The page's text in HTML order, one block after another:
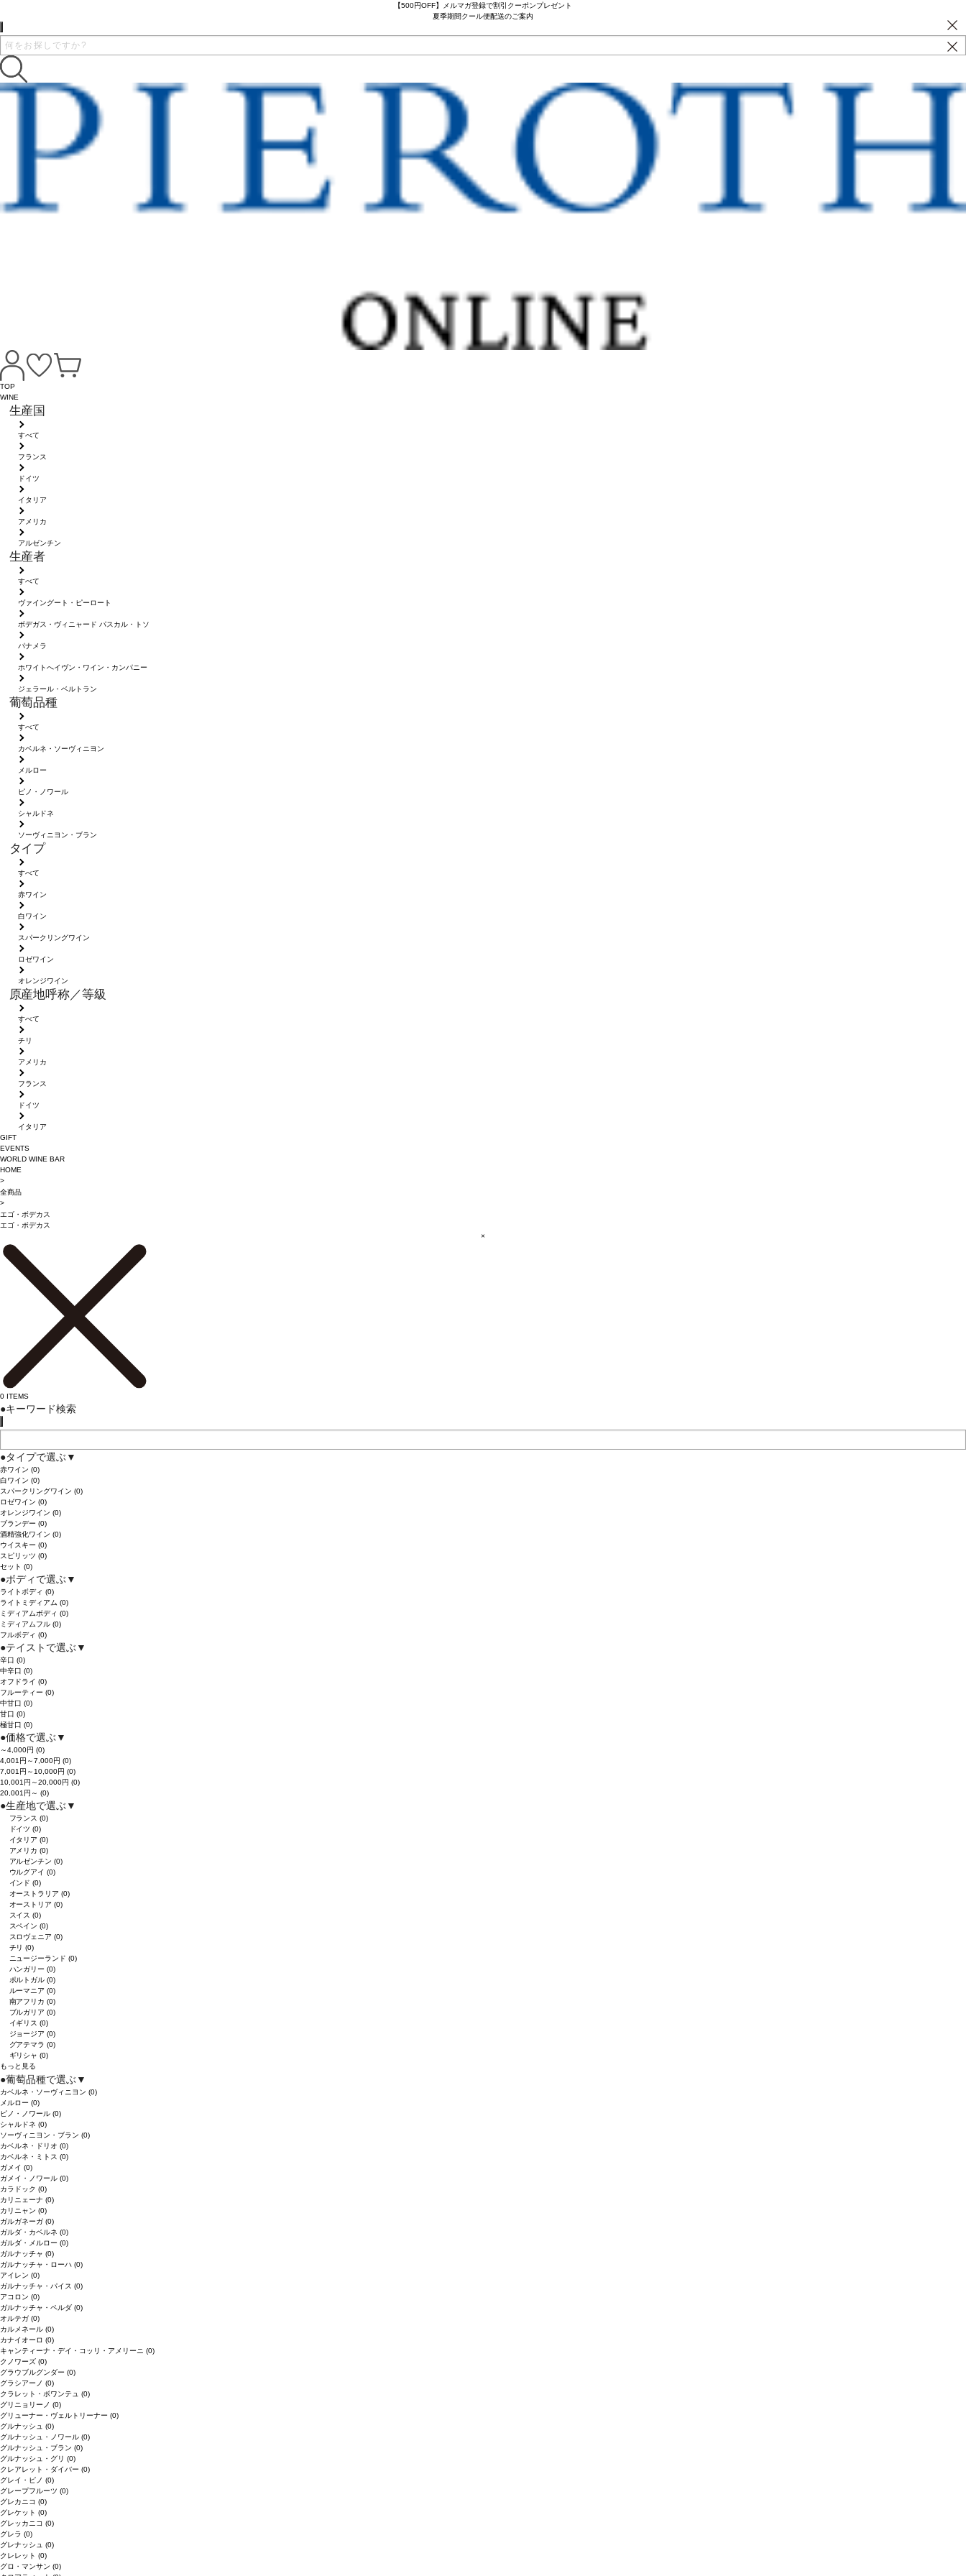
【500円OFF】メルマガ登録で割引クーポンプレゼント
夏季期間クール便配送のご案内
TOP
WINE
生産国
すべて
フランス
ドイツ
イタリア
アメリカ
アルゼンチン
生産者
すべて
ヴァイングート・ピーロート
ボデガス・ヴィニャード パスカル・トソ
パナメラ
ホワイトへイヴン・ワイン・カンパニー
ジェラール・ベルトラン
葡萄品種
すべて
カベルネ・ソーヴィニヨン
メルロー
ピノ・ノワール
シャルドネ
ソーヴィニヨン・ブラン
タイプ
すべて
赤ワイン
白ワイン
スパークリングワイン
ロゼワイン
オレンジワイン
原産地呼称／等級
すべて
チリ
アメリカ
フランス
ドイツ
イタリア
GIFT
EVENTS
WORLD WINE BAR
HOME
>
全商品
>
エゴ・ボデカス
エゴ・ボデカス
×
0 ITEMS
●キーワード検索
●タイプで選ぶ ▼
赤ワイン (0)
白ワイン (0)
スパークリングワイン (0)
ロゼワイン (0)
オレンジワイン (0)
ブランデー (0)
酒精強化ワイン (0)
ウイスキー (0)
スピリッツ (0)
セット (0)
●ボディで選ぶ ▼
ライトボディ (0)
ライトミディアム (0)
ミディアムボディ (0)
ミディアムフル (0)
フルボディ (0)
●テイストで選ぶ ▼
辛口 (0)
中辛口 (0)
オフドライ (0)
フルーティー (0)
中甘口 (0)
甘口 (0)
極甘口 (0)
●価格で選ぶ ▼
～4,000円 (0)
4,001円～7,000円 (0)
7,001円～10,000円 (0)
10,001円～20,000円 (0)
20,001円～ (0)
●生産地で選ぶ ▼
フランス(0)
ドイツ(0)
イタリア(0)
アメリカ(0)
アルゼンチン(0)
ウルグアイ(0)
インド(0)
オーストラリア(0)
オーストリア(0)
スイス(0)
スペイン(0)
スロヴェニア(0)
チリ(0)
ニュージーランド(0)
ハンガリー(0)
ポルトガル(0)
ルーマニア(0)
南アフリカ(0)
ブルガリア(0)
イギリス(0)
ジョージア(0)
グアテマラ(0)
ギリシャ(0)
もっと見る
●葡萄品種で選ぶ ▼
カベルネ・ソーヴィニヨン (0)
メルロー (0)
ピノ・ノワール (0)
シャルドネ (0)
ソーヴィニヨン・ブラン (0)
カベルネ・ドリオ (0)
カベルネ・ミトス (0)
ガメイ (0)
ガメイ・ノワール (0)
カラドック (0)
カリニェーナ (0)
カリニャン (0)
ガルガネーガ (0)
ガルダ・カベルネ (0)
ガルダ・メルロー (0)
ガルナッチャ (0)
ガルナッチャ・ローハ (0)
アイレン (0)
ガルナッチャ・パイス (0)
アコロン (0)
ガルナッチャ・ペルダ (0)
オルテガ (0)
カルメネール (0)
カナイオーロ (0)
キャンティーナ・デイ・コッリ・アメリーニ (0)
クノワーズ (0)
グラウブルグンダー (0)
グラシアーノ (0)
クラレット・ボワンテュ (0)
グリニョリーノ (0)
グリューナー・ヴェルトリーナー (0)
グルナッシュ (0)
グルナッシュ・ノワール (0)
グルナッシュ・ブラン (0)
グルナッシュ・グリ (0)
クレアレット・ダイバー (0)
グレイ・ピノ (0)
グレープフルーツ (0)
グレカニコ (0)
グレケット (0)
グレッカニコ (0)
グレラ (0)
グレナッシュ (0)
クレレット (0)
グロ・マンサン (0)